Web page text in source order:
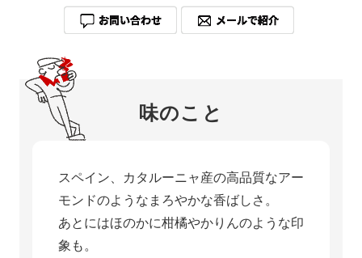
味のこと
スペイン、カタルーニャ産の高品質なアー
モンドのようなまろやかな香ばしさ。
あとにはほのかに柑橘やかりんのような印
象も。